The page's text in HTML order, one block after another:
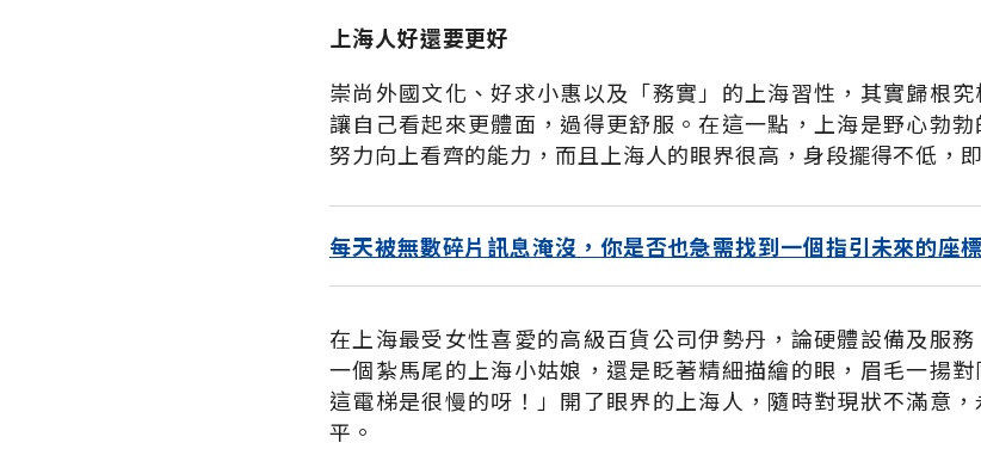
上海人好還要更好
崇尚外國文化、好求小惠以及「務實」的上海習性，其實歸根
讓自己看起來更體面，過得更舒服。在這一點，上海是野心勃
努力向上看齊的能力，而且上海人的眼界很高，身段擺得不低，
每天被無數碎片訊息淹沒，你是否也急需找到一個指引未來的座
在上海最受女性喜愛的高級百貨公司伊勢丹，論硬體設備及服
一個紮馬尾的上海小姑娘，還是眨著精細描繪的眼，眉毛一揚
這電梯是很慢的呀！」開了眼界的上海人，隨時對現狀不滿意
平。